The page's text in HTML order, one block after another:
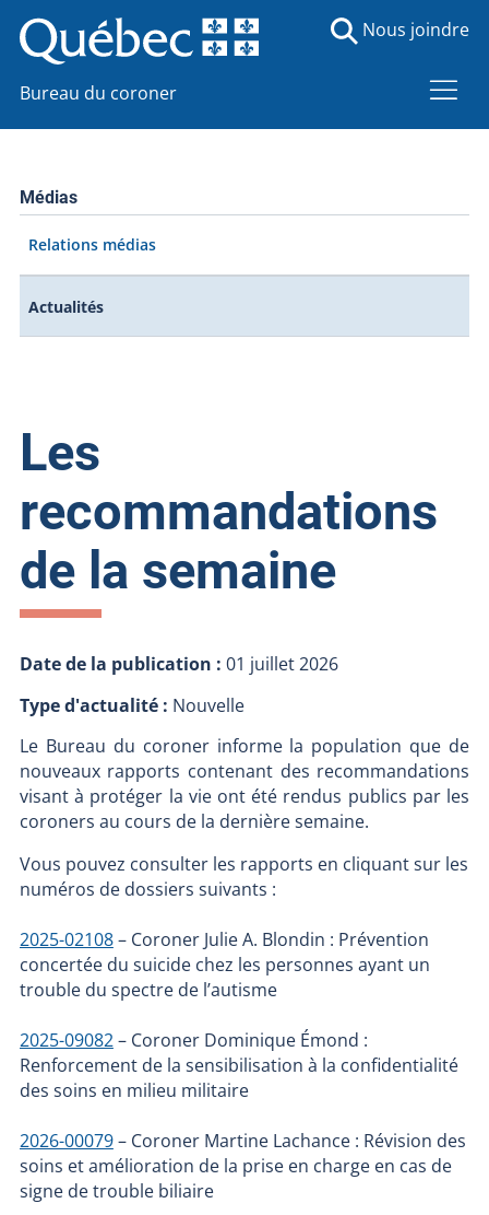
Bureau du coroner
Nous joindre
Médias
Relations médias
Actualités
Les
recommandations
de la semaine
Date de la publication : 01 juillet 2026
Type d'actualité : Nouvelle
Le Bureau du coroner informe la population que de
nouveaux rapports contenant des recommandations
visant à protéger la vie ont été rendus publics par les
coroners au cours de la dernière semaine.
Vous pouvez consulter les rapports en cliquant sur les
numéros de dossiers suivants :
2025-02108– Coroner Julie A. Blondin : Prévention
concertée du suicide chez les personnes ayant un
trouble du spectre de l’autisme
2025-09082– Coroner Dominique Émond :
Renforcement de la sensibilisation à la confidentialité
des soins en milieu militaire
2026-00079– Coroner Martine Lachance : Révision des
soins et amélioration de la prise en charge en cas de
signe de trouble biliaire